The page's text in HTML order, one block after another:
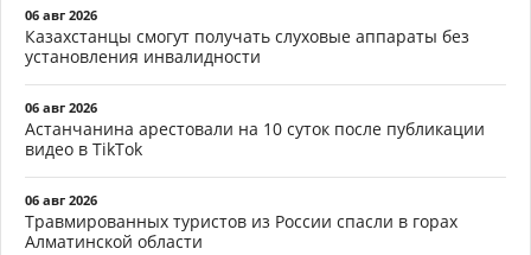
06 авг 2026
Казахстанцы смогут получать слуховые аппараты без
установления инвалидности
06 авг 2026
Астанчанина арестовали на 10 суток после публикации
видео в TikTok
06 авг 2026
Травмированных туристов из России спасли в горах
Алматинской области